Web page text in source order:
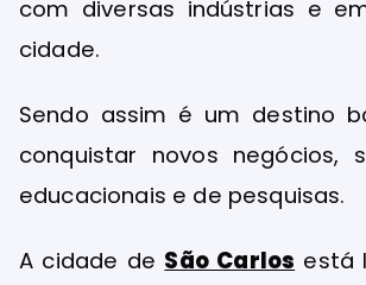
com diversas indústrias e
cidade.
Sendo assim é um destino
conquistar novos negócios,
educacionais e de pesquisas.
A cidade de São Carlos está